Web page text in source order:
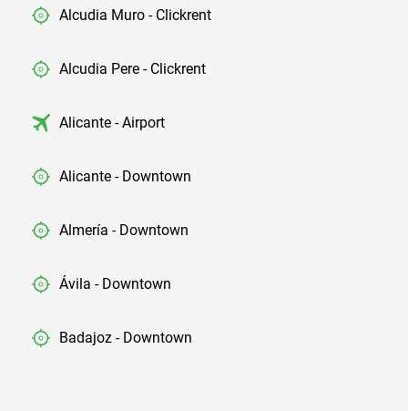
Alcudia Muro - Clickrent
Alcudia Pere - Clickrent
Alicante - Airport
Alicante - Downtown
Almería - Downtown
Ávila - Downtown
Badajoz - Downtown